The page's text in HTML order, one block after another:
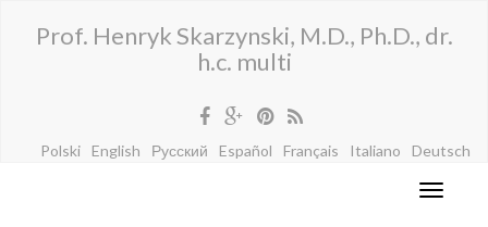
Prof. Henryk Skarzynski, M.D., Ph.D., dr.
h.c. multi
Polski English Русский Español Français Italiano Deutsch